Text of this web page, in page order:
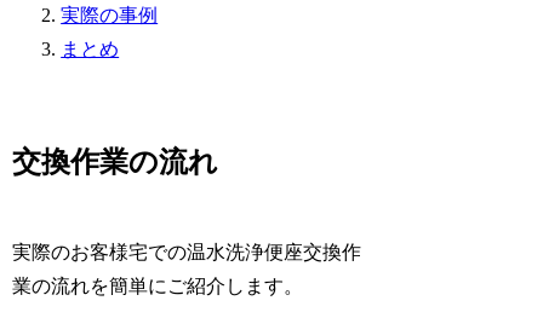
実際の事例
まとめ
交換作業の流れ
実際のお客様宅での温水洗浄便座交換作
業の流れを簡単にご紹介します。